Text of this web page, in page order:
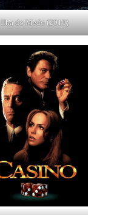
Ilha do Medo (2010)